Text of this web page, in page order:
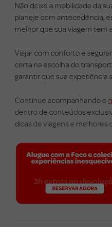
Não deixe a mobilidade da
planeje com antecedência,
melhor que sua viagem tem
Viajar com conforto e
certa na escolha do
garantir que sua experiência
Continue acompanhando o
dentro de conteúdos
dicas de viagens e melhores